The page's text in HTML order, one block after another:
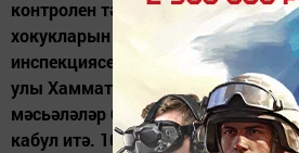
контролен тәэмин итү һәм
хокукларын яклау буенча
инспекциясе җитәкчесе
улы Хамматов инспекция
мәсьәләләр буенча
кабул итә. 10 сәгатьтә башлана.